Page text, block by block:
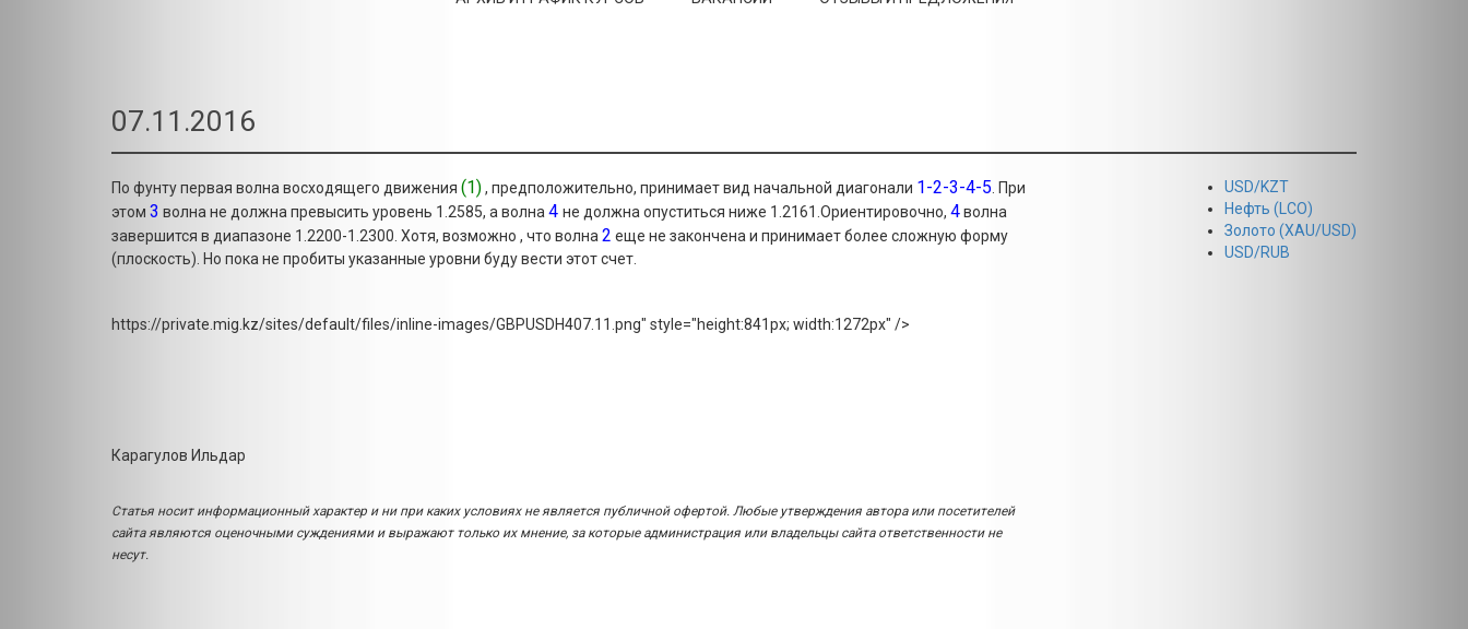
07.11.2016
По фунту первая волна восходящего движения (1), предположительно, принимает вид начальной диагонали 1-2-3-4-5 . При
этом 3 волна не должна превысить уровень 1.2585, а волна 4 не должна опуститься ниже 1.2161.Ориентировочно, 4волна
завершится в диапазоне 1.2200-1.2300. Хотя, возможно , что волна 2 еще не закончена и принимает более сложную форму
(плоскость). Но пока не пробиты указанные уровни буду вести этот счет.
https://private.mig.kz/sites/default/files/inline-images/GBPUSDH407.11.png" style="height:841px; width:1272px" />
Карагулов Ильдар
Статья носит информационный характер и ни при каких условиях не является публичной офертой. Любые утверждения автора или посетителей
сайта являются оценочными суждениями и выражают только их мнение, за которые администрация или владельцы сайта ответственности не
несут.
USD/KZT
Нефть (LCO)
Золото (XAU/USD)
USD/RUB